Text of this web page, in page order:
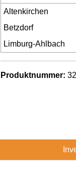
Altenkirchen
Betzdorf
Limburg-Ahlbach
Produktnummer: